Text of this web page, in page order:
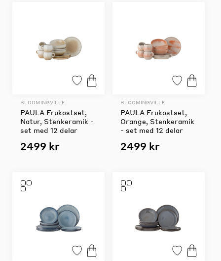
BLOOMINGVILLE
PAULA Frukostset,
Natur, Stenkeramik -
set med 12 delar
2499 kr
BLOOMINGVILLE
PAULA Frukostset,
Orange, Stenkeramik
- set med 12 delar
2499 kr